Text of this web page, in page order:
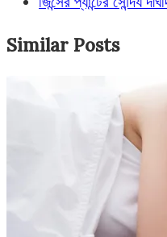
Similar Posts